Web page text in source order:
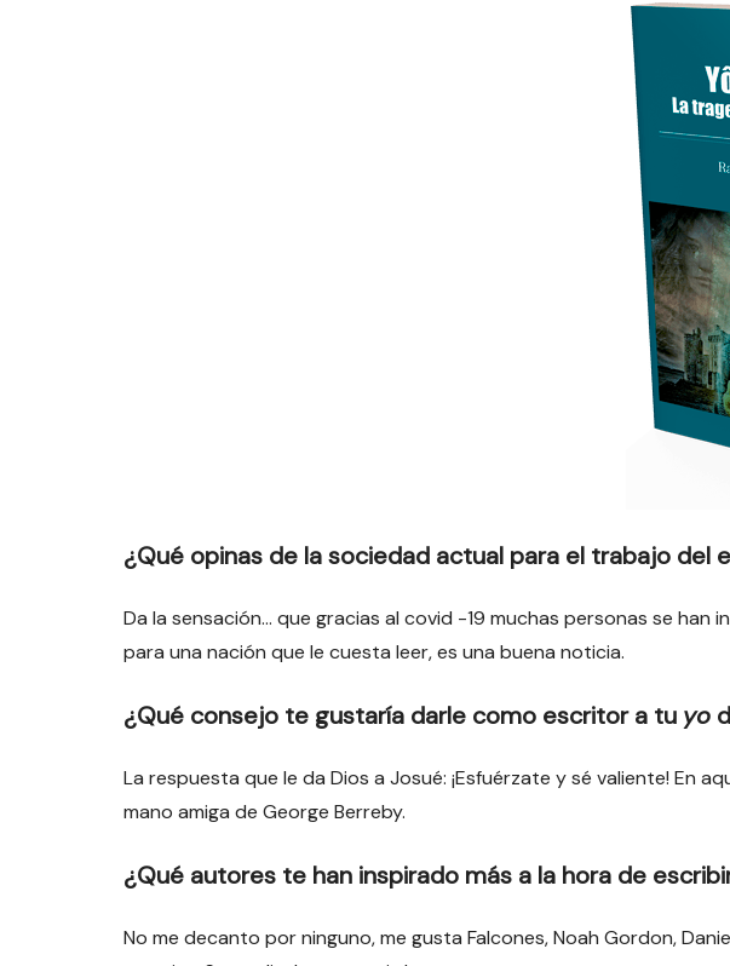
¿Qué opinas de la sociedad actual para el trabajo del
Da la sensación… que gracias al covid -19 muchas personas se han
para una nación que le cuesta leer, es una buena noticia.
¿Qué consejo te gustaría darle como escritor a tu yo
La respuesta que le da Dios a Josué: ¡Esfuérzate y sé valiente! En
mano amiga de George Berreby.
¿Qué autores te han inspirado más a la hora de
No me decanto por ninguno, me gusta Falcones, Noah Gordon,